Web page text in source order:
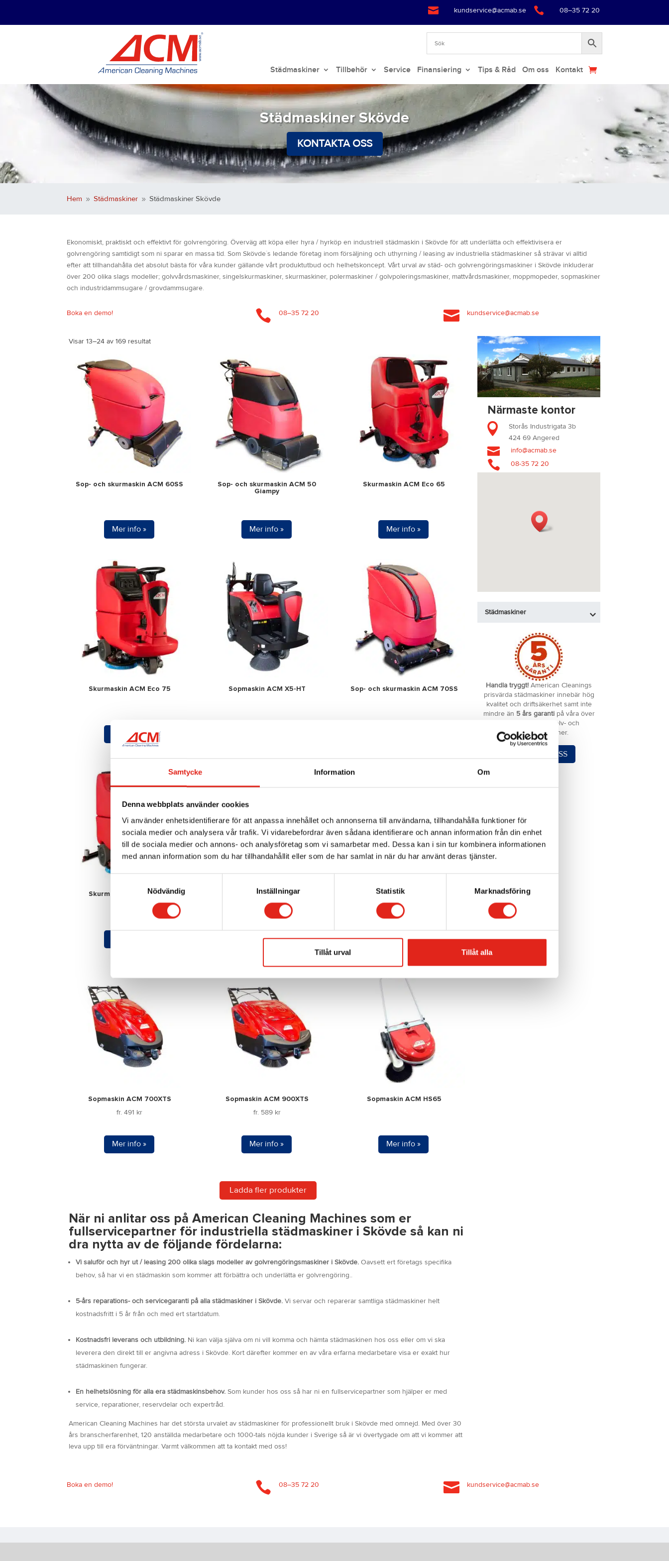
Samtycke Information Om
Denna webbplats använder cookies
Vi använder enhetsidentifierare för att anpassa innehållet och annonserna till användarna, tillhandahålla funktioner för
sociala medier och analysera vår trafik. Vi vidarebefordrar även sådana identifierare och annan information från din enhet
till de sociala medier och annons- och analysföretag som vi samarbetar med. Dessa kan i sin tur kombinera informationen
med annan information som du har tillhandahållit eller som de har samlat in när du har använt deras tjänster.
Nödvändig
Inställningar Statistik Marknadsföring
Tillåt urval Tillåt alla
 kundservice@acmab.se  08–35 72 20
Städmaskiner Tillbehör Service Finansiering Tips & Råd Om oss Kontakt
Städmaskiner Skövde
KONTAKTA OSS
Hem 9 Städmaskiner 9 Städmaskiner Skövde
Ekonomiskt, praktiskt och effektivt för golvrengöring. Överväg att köpa eller hyra / hyrköp en industriell städmaskin i Skövde för att underlätta och effektivisera er
golvrengöring samtidigt som ni sparar en massa tid. Som Skövde´s ledande företag inom försäljning och uthyrning / leasing av industriella städmaskiner så strävar vi alltid
efter att tillhandahålla det absolut bästa för våra kunder gällande vårt produktutbud och helhetskoncept. Vårt urval av städ- och golvrengöringsmaskiner i Skövde inkluderar
över 200 olika slags modeller; golvvårdsmaskiner, singelskurmaskiner, skurmaskiner, polermaskiner / golvpoleringsmaskiner, mattvårdsmaskiner, moppmopeder, sopmaskiner
och industridammsugare / grovdammsugare.
Boka en demo!  08–35 72 20  kundservice@acmab.se
Visar 13–24 av 169 resultat
Sop- och skurmaskin ACM 60SS
Mer info »
Sop- och skurmaskin ACM 50
Giampy
Mer info »
Skurmaskin ACM Eco 65
Mer info »
Skurmaskin ACM Eco 75
Mer info »
Sopmaskin ACM X5-HT Sop- och skurmaskin ACM 70SS
Skurmaskin ACM Eco 85 Skurmaskin Uniqa 100
Mer info »
Skurmaskin ACM 70BT
Mer info »
Sopmaskin ACM 700XTS
fr.491 kr
Mer info »
olika
alternativen
kan
produktsidan
Sopmaskin ACM 900XTS
fr. 589 kr
Mer info »
varianter.
olika
alternativen
kan
på
produktsidan
Sopmaskin ACM HS65
Mer info »
Ladda fler produkter
När ni anlitar oss på American Cleaning Machines som er
fullservicepartner för industriella städmaskiner i Skövde så kan ni
dra nytta av de följande fördelarna:
Vi saluför och hyr ut / leasing 200 olika slags modeller av golvrengöringsmaskiner i Skövde.Oavsett ert företags specifika
behov, så har vi en städmaskin som kommer att förbättra och underlätta er golvrengöring..
5-års reparations- och servicegaranti på alla städmaskiner i Skövde. Vi servar och reparerar samtliga städmaskiner helt
kostnadsfritt i 5 år från och med ert startdatum.
Kostnadsfri leverans och utbildning. Ni kan välja själva om ni vill komma och hämta städmaskinen hos oss eller om vi ska
leverera den direkt till er angivna adress i Skövde. Kort därefter kommer en av våra erfarna medarbetare visa er exakt hur
städmaskinen fungerar.
En helhetslösning för alla era städmaskinsbehov. Som kunder hos oss så har ni en fullservicepartner som hjälper er med
service, reparationer, reservdelar och expertråd.
American Cleaning Machines har det största urvalet av städmaskiner för professionellt bruk i Skövde med omnejd. Med över 30
års branscherfarenhet, 120 anställda medarbetare och 1000-tals nöjda kunder i Sverige så är vi övertygade om att vi kommer att
leva upp till era förväntningar. Varmt välkommen att ta kontakt med oss!
Närmaste kontor

Storås Industrigata 3b
424 69 Angered
 info@acmab.se
 08-35 72 20
Städmaskiner
Handla tryggt! American Cleanings
prisvärda städmaskiner innebär hög
kvalitet och driftsäkerhet samt inte
mindre än 5 års garantipå våra över
200 modeller av golv- och
mattvårdsmaskiner.
KONTAKTA OSS
Boka en demo!  08–35 72 20  kundservice@acmab.se